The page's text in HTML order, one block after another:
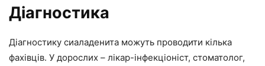
Діагностика
Діагностику сиаладенита можуть проводити кілька
фахівців. У дорослих – лікар-інфекціоніст, стоматолог,